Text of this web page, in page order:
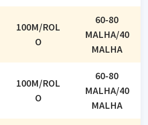
100M/ROL
O
60-80
MALHA/40
MALHA
100M/ROL
O
60-80
MALHA/40
MALHA